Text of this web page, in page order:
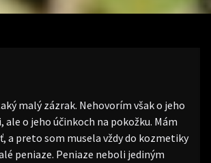
malý zázrak. Nehovorím však o jeho
ale o jeho účinkoch na pokožku. Mám
a preto som musela vždy do kozmetiky
peniaze. Peniaze neboli jediným